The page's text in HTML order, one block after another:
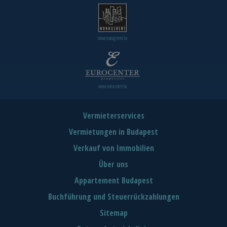
www.managerent.hu
www.eurocenter.hu
Vermieterservices
Vermietungen in Budapest
Verkauf von Immobilien
Über uns
Appartement Budapest
Buchführung und Steuerrückzahlungen
Sitemap